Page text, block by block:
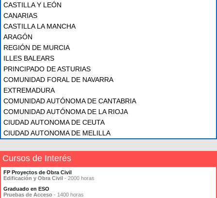
CASTILLA Y LEÓN
CANARIAS
CASTILLA LA MANCHA
ARAGÓN
REGIÓN DE MURCIA
ILLES BALEARS
PRINCIPADO DE ASTURIAS
COMUNIDAD FORAL DE NAVARRA
EXTREMADURA
COMUNIDAD AUTÓNOMA DE CANTABRIA
COMUNIDAD AUTÓNOMA DE LA RIOJA
CIUDAD AUTONOMA DE CEUTA
CIUDAD AUTONOMA DE MELILLA
Cursos de Interés
FP Proyectos de Obra Civil
Edificación y Obra Civil - 2000 horas
Graduado en ESO
Pruebas de Acceso - 1400 horas